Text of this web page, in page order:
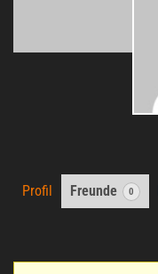
Profil Freunde 0